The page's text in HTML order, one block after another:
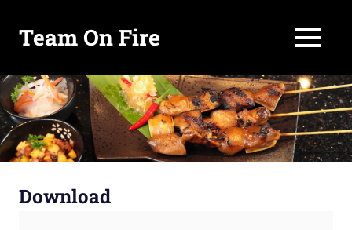
Zum
Inhalt
springen
Team On Fire
SINCE
2015
MENÜ
Download